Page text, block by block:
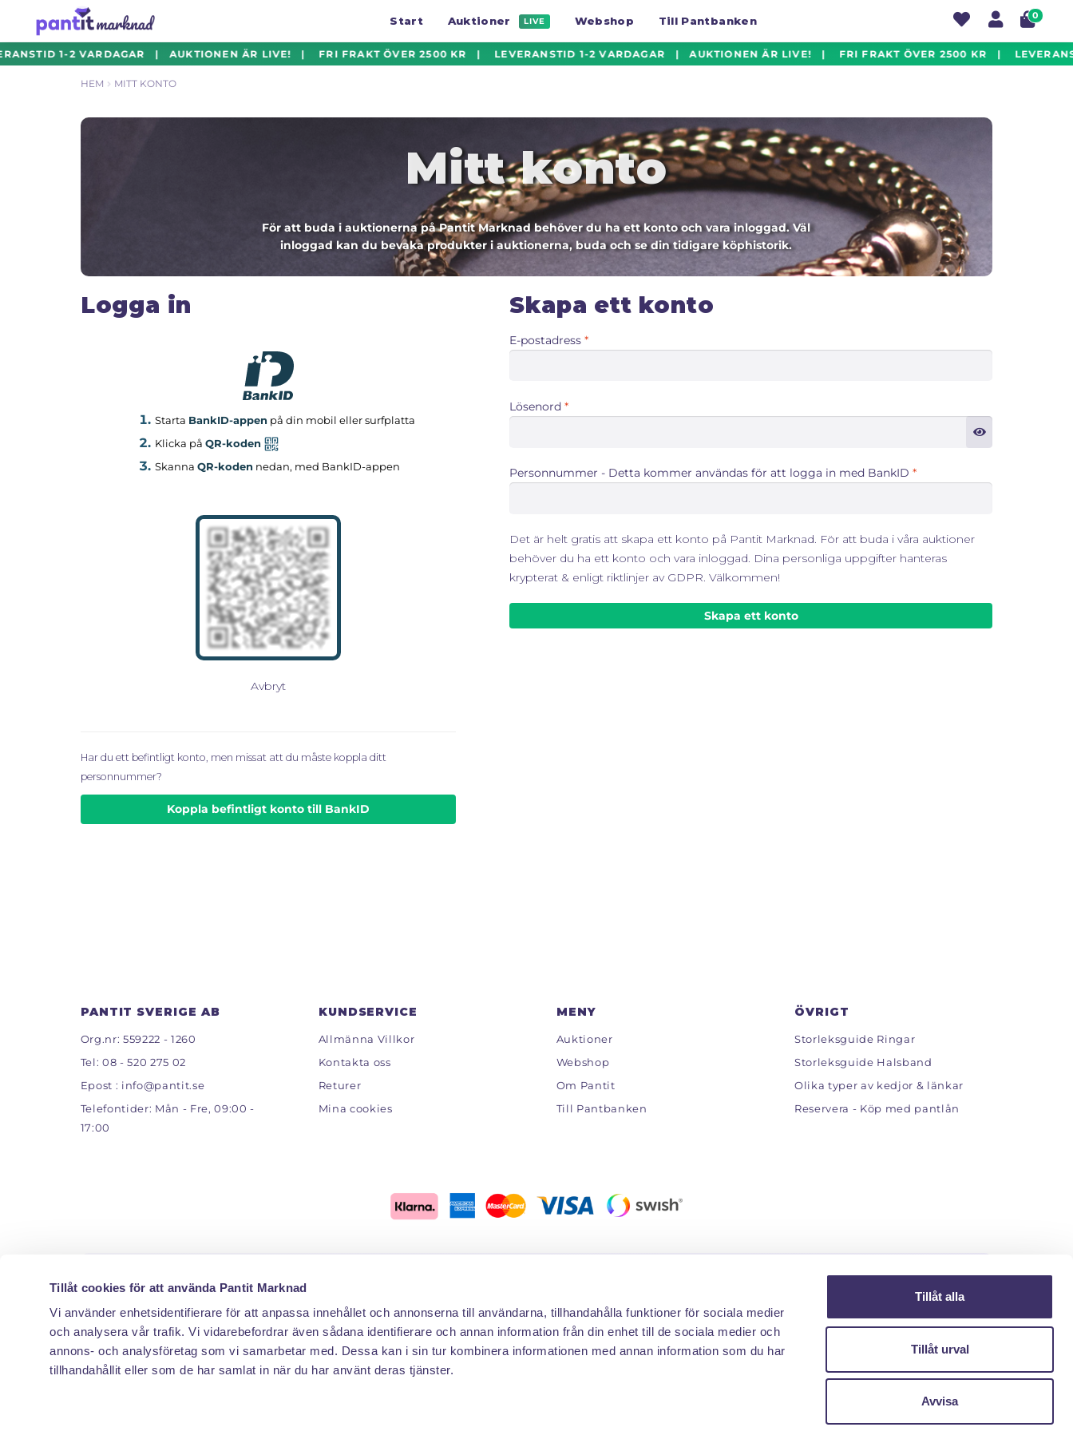
Tillåt cookies för att använda Pantit Marknad
Vi använder enhetsidentifierare för att anpassa innehållet och annonserna till användarna, tillhandahålla funktioner för sociala medier
och analysera vår trafik. Vi vidarebefordrar även sådana identifierare och annan information från din enhet till de sociala medier och
annons- och analysföretag som vi samarbetar med. Dessa kan i sin tur kombinera informationen med annan information som du har
tillhandahållit eller som de har samlat in när du har använt deras tjänster.
Tillåt alla
Tillåt urval
Avvisa
Hoppa
till
navigering
Hoppa
till
innehåll
1-2 VARDAGAR | AUKTIONEN ÄR LIVE! | FRI FRAKT ÖVER 2500 KR | LEVERANSTID 1-2 VARDAGAR | AUKTIONEN ÄR LIVE! | FRI FRAKT ÖVER 2500 KR |
Start Auktioner LIVE Webshop Till Pantbanken 0
HEM MITT KONTO
Mitt konto
För att buda i auktionerna på Pantit Marknad behöver du ha ett konto och vara inloggad. Väl
inloggad kan du bevaka produkter i auktionerna, buda och se din tidigare köphistorik.
Logga in
Starta BankID-appen på din mobil eller surfplatta
Klicka på QR-koden
Skanna QR-koden nedan, med BankID-appen
Avbryt
Har du ett befintligt konto, men missat att du måste koppla ditt
personnummer?
Koppla befintligt konto till BankID
Skapa ett konto
E-postadress*Obligatoriskt
Lösenord*Obligatoriskt
Personnummer - Detta kommer användas för att logga in med BankID*
Det är helt gratis att skapa ett konto på Pantit Marknad. För att buda i våra auktioner
behöver du ha ett konto och vara inloggad. Dina personliga uppgifter hanteras
krypterat & enligt riktlinjer av GDPR. Välkommen!
Skapa ett konto
PANTIT SVERIGE AB
Org.nr: 559222 - 1260
Tel:08 - 520 275 02
Epost : info@pantit.se
Telefontider: Mån - Fre, 09:00 -
17:00
KUNDSERVICE
Allmänna Villkor
Kontakta oss
Returer
Mina cookies
MENY
Auktioner
Webshop
Om Pantit
Till Pantbanken
ÖVRIGT
Storleksguide Ringar
Storleksguide Halsband
Olika typer av kedjor & länkar
Reservera - Köp med pantlån
Vill du få en notis när auktionerna startar? Skriv din mailadress nedan.
Email
Email